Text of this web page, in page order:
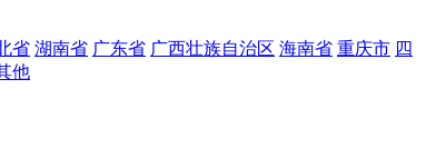
省 湖南省 广东省 广西壮族自治区 海南省 重庆市 四
他